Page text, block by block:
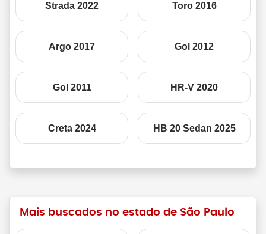
Strada 2022 Toro 2016
Argo 2017 Gol 2012
Gol 2011 HR-V 2020
Creta 2024 HB 20 Sedan 2025
Mais buscados no estado de São Paulo